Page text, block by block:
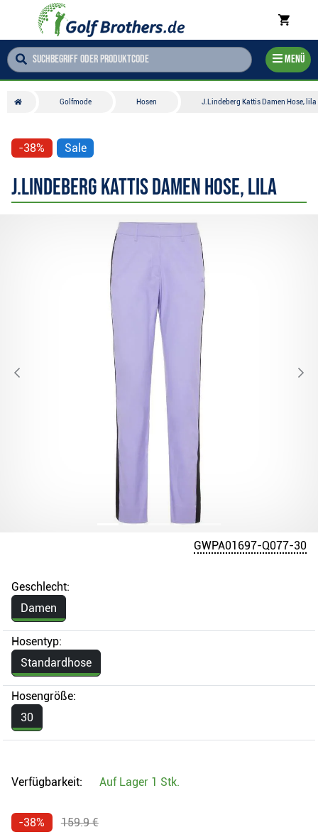
Menü
Golfmode Hosen J.Lindeberg Kattis Damen Hose, lila
-38% Sale
J.Lindeberg Kattis Damen Hose, lila
GWPA01697-Q077-30
Geschlecht:
Damen
Hosentyp:
Standardhose
Hosengröße:
30
Verfügbarkeit: Auf Lager 1 Stk.
-38% 159.9 €